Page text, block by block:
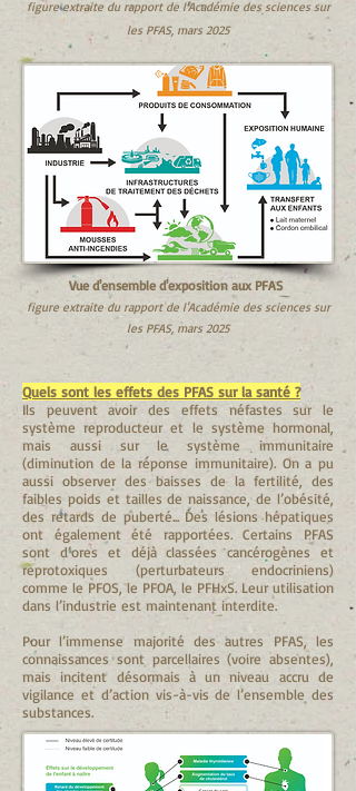
figure extraite du rapport de l'Académie des sciences sur
les PFAS, mars 2025
Vue d'ensemble d'exposition aux PFAS
figure extraite du rapport de l'Académie des sciences sur
les PFAS, mars 2025
Quels sont les effets des PFAS sur la santé ?
Ils peuvent avoir des effets néfastes sur le
système reproducteur et le système hormonal,
mais aussi sur le système immunitaire
(diminution de la réponse immunitaire). On a pu
aussi observer des baisses de la fertilité, des
faibles poids et tailles de naissance, de l’obésité,
des retards de puberté... Des lésions hépatiques
ont également été rapportées. Certains PFAS
sont d’ores et déjà classées cancérogènes et
reprotoxiques (perturbateurs endocriniens)
comme le PFOS, le PFOA, le PFHxS. Leur utilisation
dans l’industrie est maintenant interdite.
Pour l’immense majorité des autres PFAS, les
connaissances sont parcellaires (voire absentes),
mais incitent désormais à un niveau accru de
vigilance et d’action vis-à-vis de l’ensemble des
substances.